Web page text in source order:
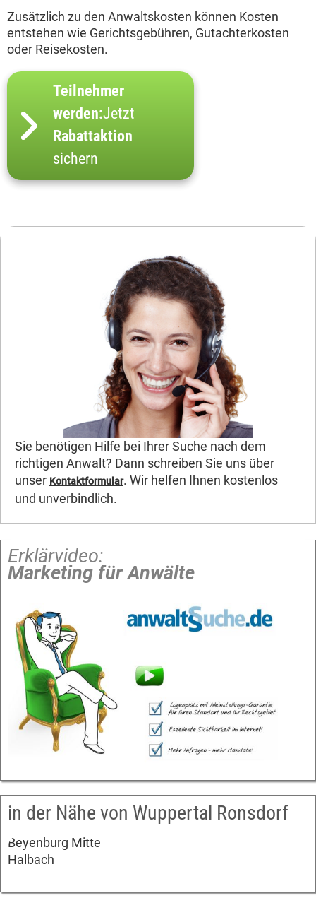
Zusätzlich zu den Anwaltskosten können Kosten
entstehen wie Gerichtsgebühren, Gutachterkosten
oder Reisekosten.
Teilnehmer
werden:Jetzt
Rabattaktion
sichern
Sie benötigen Hilfe bei Ihrer Suche nach dem
richtigen Anwalt? Dann schreiben Sie uns über
unser Kontaktformular. Wir helfen Ihnen kostenlos
und unverbindlich.
Erklärvideo:
Marketing für Anwälte
in der Nähe von Wuppertal Ronsdorf
Beyenburg Mitte
Halbach